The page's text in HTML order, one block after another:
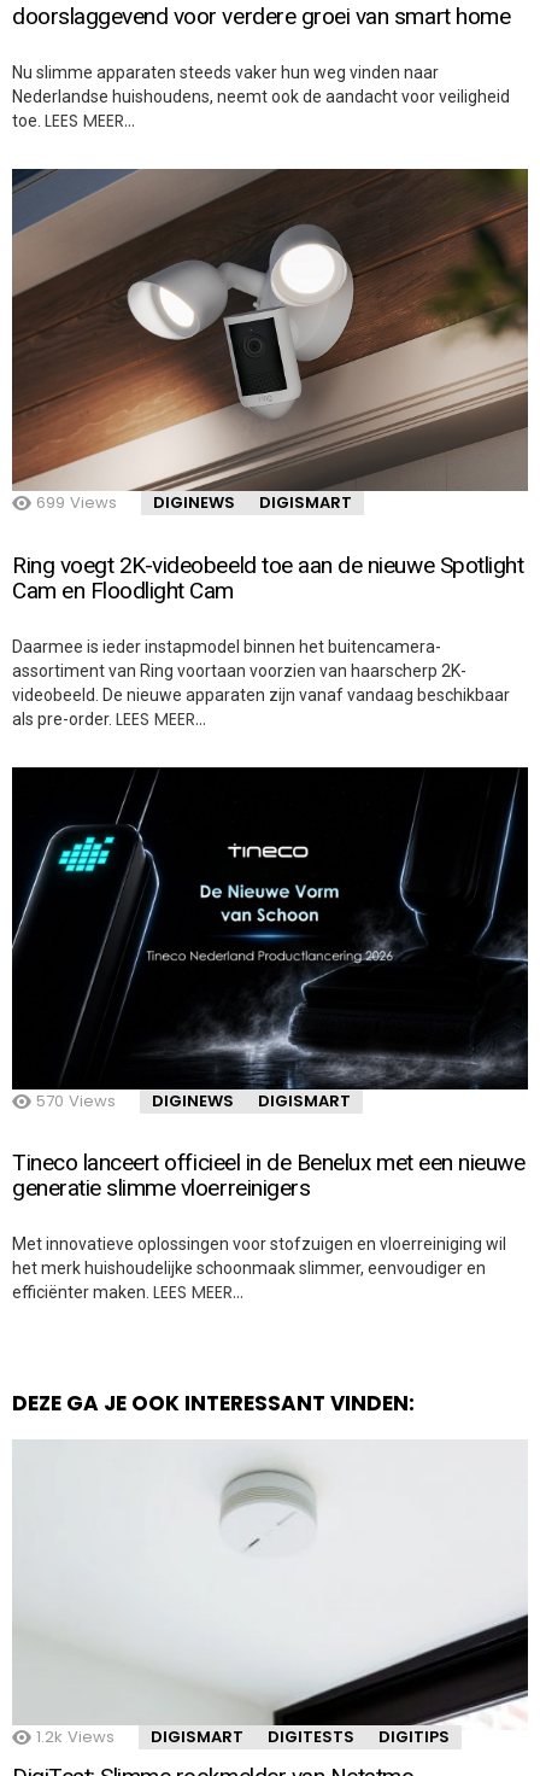
doorslaggevend voor verdere groei van smart home
Nu slimme apparaten steeds vaker hun weg vinden naar
Nederlandse huishoudens, neemt ook de aandacht voor veiligheid
toe. LEES MEER…
699 Views DIGINEWS DIGISMART
Ring voegt 2K-videobeeld toe aan de nieuwe Spotlight
Cam en Floodlight Cam
Daarmee is ieder instapmodel binnen het buitencamera-
assortiment van Ring voortaan voorzien van haarscherp 2K-
videobeeld. De nieuwe apparaten zijn vanaf vandaag beschikbaar
als pre-order. LEES MEER…
570 Views DIGINEWS DIGISMART
Tineco lanceert officieel in de Benelux met een nieuwe
generatie slimme vloerreinigers
Met innovatieve oplossingen voor stofzuigen en vloerreiniging wil
het merk huishoudelijke schoonmaak slimmer, eenvoudiger en
efficiënter maken. LEES MEER…
DEZE GA JE OOK INTERESSANT VINDEN:
1.2k Views DIGISMART DIGITESTS DIGITIPS